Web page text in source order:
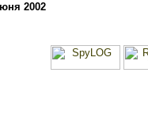
2002